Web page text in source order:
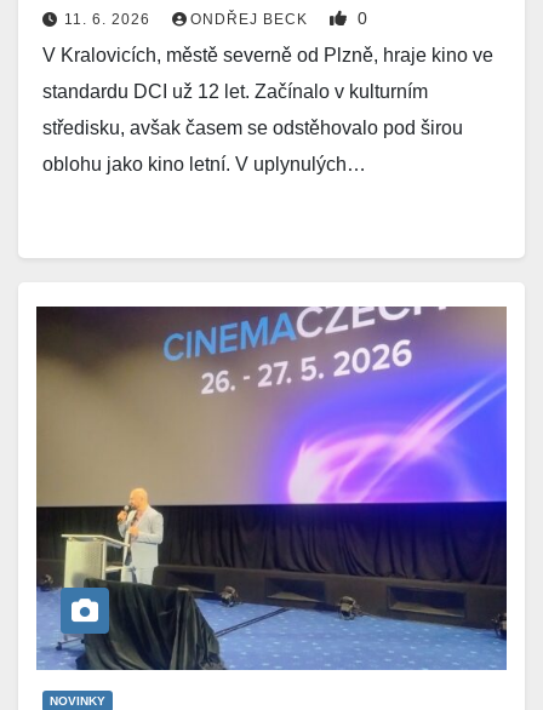
11. 6. 2026 ONDŘEJ BECK 0
V Kralovicích, městě severně od Plzně, hraje kino ve
standardu DCI už 12 let. Začínalo v kulturním
středisku, avšak časem se odstěhovalo pod širou
oblohu jako kino letní. V uplynulých…
NOVINKY